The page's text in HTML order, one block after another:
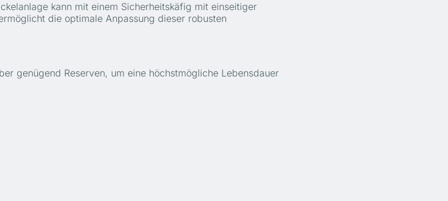
kann mit einem Sicherheitskäfig mit einseitiger
die optimale Anpassung dieser robusten
genügend Reserven, um eine höchstmögliche Lebensdauer